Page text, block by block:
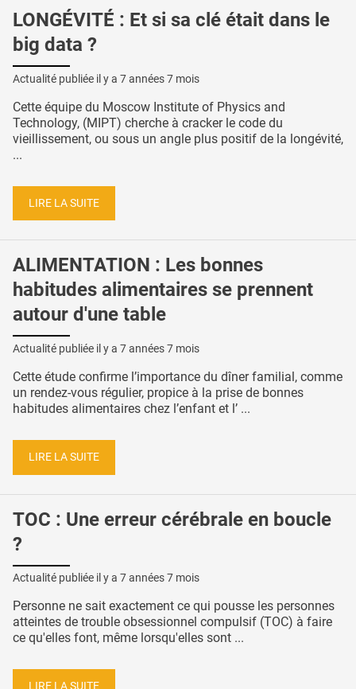
LONGÉVITÉ : Et si sa clé était dans le
big data ?
Actualité publiée il y a 7 années 7 mois
Cette équipe du Moscow Institute of Physics and
Technology, (MIPT) cherche à cracker le code du
vieillissement, ou sous un angle plus positif de la longévité,
...
LIRE LA SUITE
ALIMENTATION : Les bonnes
habitudes alimentaires se prennent
autour d'une table
Actualité publiée il y a 7 années 7 mois
Cette étude confirme l’importance du dîner familial, comme
un rendez-vous régulier, propice à la prise de bonnes
habitudes alimentaires chez l’enfant et l’ ...
LIRE LA SUITE
TOC : Une erreur cérébrale en boucle
?
Actualité publiée il y a 7 années 7 mois
Personne ne sait exactement ce qui pousse les personnes
atteintes de trouble obsessionnel compulsif (TOC) à faire
ce qu'elles font, même lorsqu'elles sont ...
LIRE LA SUITE